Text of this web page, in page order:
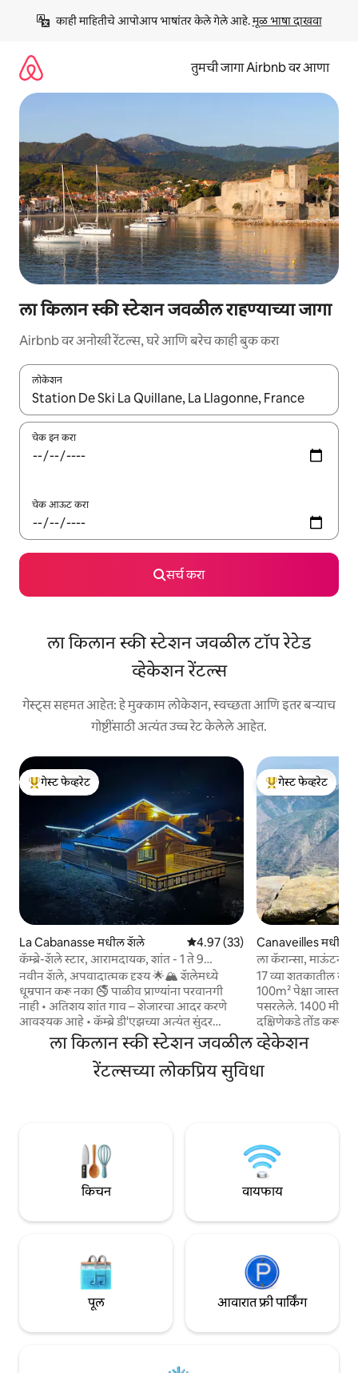
काही माहितीचे आपोआप भाषांतर केले गेले आहे. मूळ भाषा दाखवा
तुमची जागा Airbnb वर आणा
ला किलान स्की स्टेशन जवळील राहण्याच्या जागा
Airbnb वर अनोखी रेंटल्स, घरे आणि बरेच काही बुक करा
लोकेशन
जेव्हा परिणाम उपलब्ध असतील, तेव्हा वरच्या आणि खाली बाणांच्या किजसह
चेक इन करा
चेक आऊट करा
सर्च करा
ला किलान स्की स्टेशन जवळील टॉप रेटेड
व्हेकेशन रेंटल्स
गेस्ट्स सहमत आहेत: हे मुक्काम लोकेशन, स्वच्छता आणि इतर बऱ्याच
गोष्टींसाठी अत्यंत उच्च रेट केलेले आहेत.
टॉप गेस्ट फेव्हरेट
गेस्ट फेव्हरेट
La Cabanasse मधील शॅले 5 पैकी 4.97 सरासरी रेटिंग, 33 रिव्ह्यूज
4.97 (33)
कॅम्ब्रे-शॅले स्टार, आरामदायक, शांत - 1 ते 9
लोकांसाठी
नवीन शॅले, अपवादात्मक दृश्य 🌟🏔 शॅलेमध्ये
धूम्रपान करू नका 🚭 पाळीव प्राण्यांना परवानगी
नाही • अतिशय शांत गाव – शेजारचा आदर करणे
आवश्यक आहे • कॅम्ब्रे डी'एझच्या अत्यंत सुंदर
दृश्यांसह नवीन, आरामदायक शॅले • फॉन्ट-रोम्यू
पासून 7 किमी (4.3 मैल) (10 मिनिटे) •
उपविभागाच्या बाहेर • क्षमता: 8 लोक • 80 चौरस
मीटर लिव्हिंग एरिया: किचन + टीव्ही लाउंज • 4
आहेत • लायब्ररी क्षेत्र • सॉना • आऊटडोअर
स्कॅन्डिनेव्हियन हॉट टब (जकुझी) • मुलांसाठी सुविधा
टॉप गेस्ट फेव्हरेट
गेस्ट फेव्हरेट
Canaveilles मधील
ला कॅरान्सा, माऊंटन
17 व्या शतकातील
100m² पेक्षा जास्त
पसरलेले. 1400
दक्षिणेकडे तोंड करून,
फुलांचे गार्डन आणि
मॅसिफ्सचे चित्तवेधक
करण्यासाठी आदर्श!
निरीक्षण करणे सोपे
समुद्रापासून एक
ला किलान स्की स्टेशन जवळील व्हेकेशन
रेंटल्सच्या लोकप्रिय सुविधा
किचन वायफाय
पूल आवारात फ्री पार्किंग